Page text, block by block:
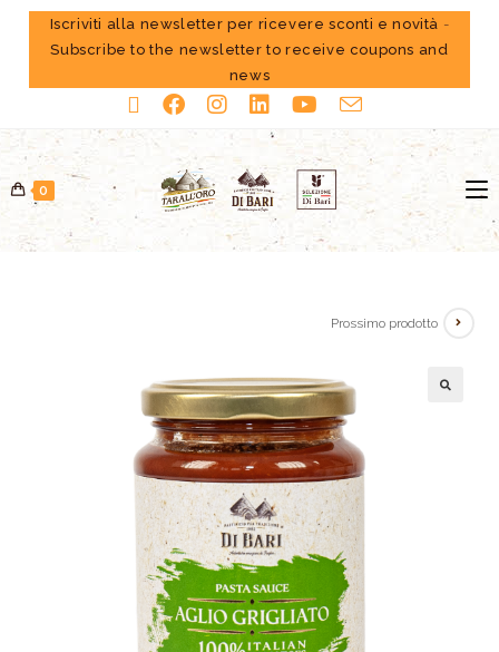
Iscriviti alla newsletter per ricevere sconti e novità -
Subscribe to the newsletter to receive coupons and
news
0
Prossimo prodotto